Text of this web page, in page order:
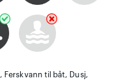
Ferskvann til båt, Dusj,